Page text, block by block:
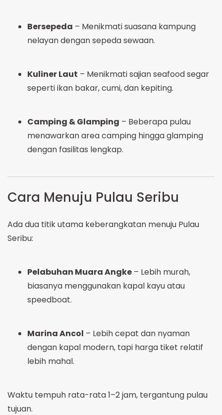
Bersepeda – Menikmati suasana kampung
nelayan dengan sepeda sewaan.
Kuliner Laut – Menikmati sajian seafood segar
seperti ikan bakar, cumi, dan kepiting.
Camping & Glamping – Beberapa pulau
menawarkan area camping hingga glamping
dengan fasilitas lengkap.
Cara Menuju Pulau Seribu
Ada dua titik utama keberangkatan menuju Pulau
Seribu:
Pelabuhan Muara Angke – Lebih murah,
biasanya menggunakan kapal kayu atau
speedboat.
Marina Ancol – Lebih cepat dan nyaman
dengan kapal modern, tapi harga tiket relatif
lebih mahal.
Waktu tempuh rata-rata 1–2 jam, tergantung pulau
tujuan.